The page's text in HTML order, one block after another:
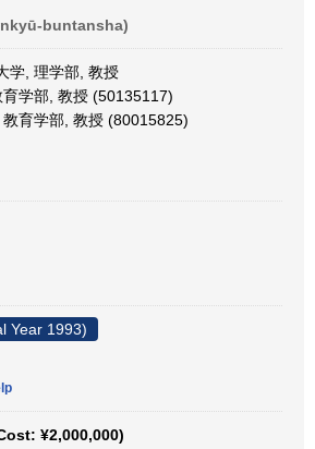
buntansha)
学, 理学部, 教授
学部, 教授 (50135117)
育学部, 教授 (80015825)
Year 1993)
¥2,000,000)